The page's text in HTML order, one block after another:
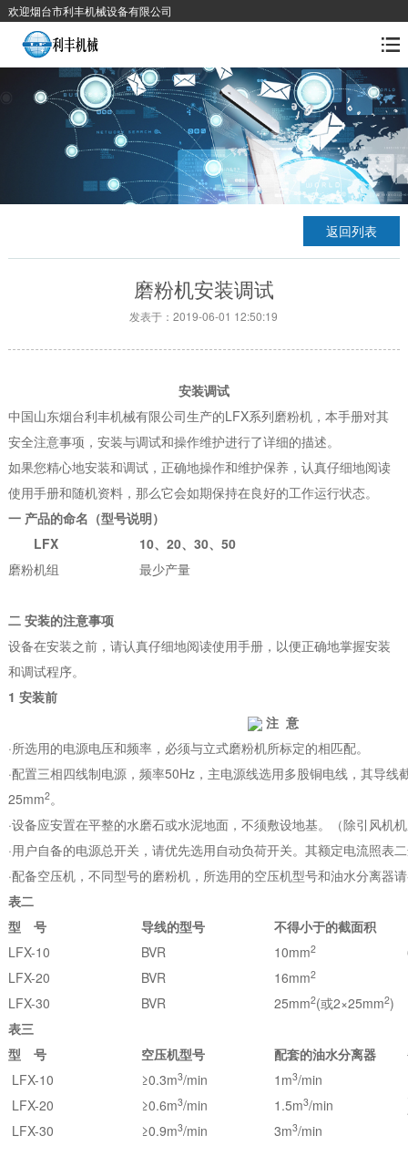
欢迎烟台市利丰机械设备有限公司
返回列表
磨粉机安装调试
发表于：2019-06-01 12:50:19
安装调试
中国山东烟台利丰机械有限公司生产的LFX系列磨粉机，本手册对其
安全注意事项，安装与调试和操作维护进行了详细的描述。
如果您精心地安装和调试，正确地操作和维护保养，认真仔细地阅读
使用手册和随机资料，那么它会如期保持在良好的工作运行状态。
一 产品的命名（型号说明）
LFX
10、20、30、50
磨粉机组
最少产量
二 安装的注意事项
设备在安装之前，请认真仔细地阅读使用手册，以便正确地掌握安装
和调试程序。
1 安装前
注 意
·所选用的电源电压和频率，必须与立式磨粉机所标定的相匹配。
·配置三相四线制电源，频率50Hz，主电源线选用多股铜电线，其导线
25mm2。
·设备应安置在平整的水磨石或水泥地面，不须敷设地基。（除引风机
·用户自备的电源总开关，请优先选用自动负荷开关。其额定电流照表
·配备空压机，不同型号的磨粉机，所选用的空压机型号和油水分离器
表二
型 号
导线的型号 不得小于的截面积
LFX-10
BVR 10mm2
LFX-20
BVR 16mm2
LFX-30
BVR 25mm2(或2×25mm2)
表三
型 号
空压机型号 配套的油水分离器
LFX-10
≥0.3m3/min 1m3/min
LFX-20 ≥0.6m3/min 1.5m3/min
LFX-30
≥0.9m3/min 3m3/min